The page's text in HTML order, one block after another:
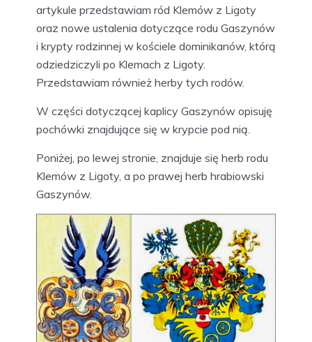
artykule przedstawiam ród Klemów z Ligoty
oraz nowe ustalenia dotyczące rodu Gaszynów
i krypty rodzinnej w kościele dominikanów, którą
odziedziczyli po Klemach z Ligoty.
Przedstawiam również herby tych rodów.
W części dotyczącej kaplicy Gaszynów opisuję
pochówki znajdujące się w krypcie pod nią.
Poniżej, po lewej stronie, znajduje się herb rodu
Klemów z Ligoty, a po prawej herb hrabiowski
Gaszynów.